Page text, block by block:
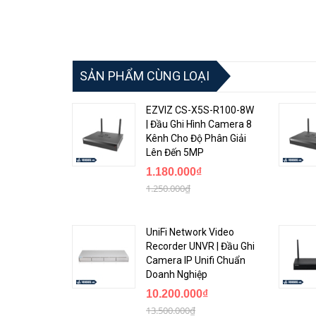
Thông tin chi tiết đầu ghi hình hỗ trợ 2 ổ cứng Dahua
• Khung hình: 16 kênh
• Băng thông mạng: 160 Mbps
SẢN PHẨM CÙNG LOẠI
EZVIZ CS-X5S-R100-8W
| Đầu Ghi Hình Camera 8
Kênh Cho Độ Phân Giải
Lên Đến 5MP
1.180.000₫
1.250.000₫
UniFi Network Video
Recorder UNVR | Đầu Ghi
Camera IP Unifi Chuẩn
Doanh Nghiệp
10.200.000₫
13.500.000₫